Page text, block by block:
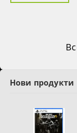
Нови продукти